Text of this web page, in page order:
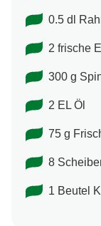
0.5 dl
2 frische
300 g
2 EL Öl
75 g
8
1 Beutel